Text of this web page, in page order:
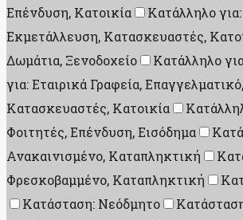
Επένδυση, Κατοικία
Κατάλληλο
Εκμετάλλευση, Κατασκευαστές,
Δωμάτια, Ξενοδοχείο
Κατάλληλο
για: Εταιρικά Γραφεία,
Κατασκευαστές, Κατοικία
Φοιτητές, Επένδυση, Εισόδημα
Ανακαινισμένο, Καταπληκτική
Φρεσκοβαμμένο, Καταπληκτική
Κατάσταση: Νεόδμητο